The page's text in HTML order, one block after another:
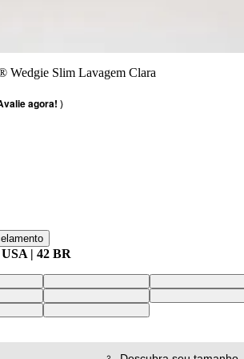
Wedgie Slim Lavagem Clara
agora! )
| 42 BR
| 34 BR25X32 USA | 36 BR26X32 USA | 37
| 44 BR24X30 USA | 34 BR25X30 USA | 36
| 43 BR33X30 USA | 44 BR